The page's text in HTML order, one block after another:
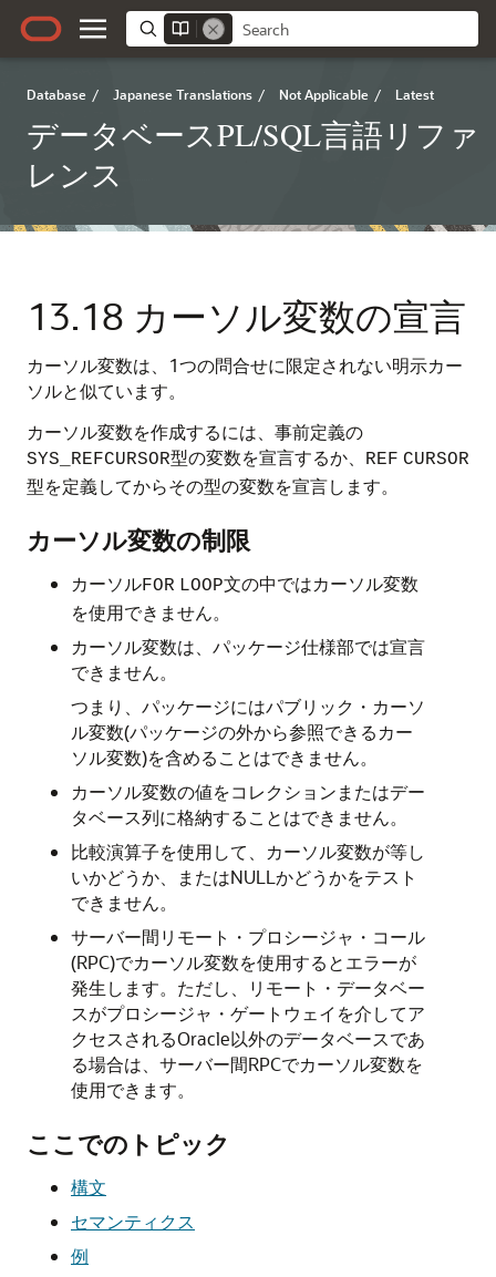
Database / Japanese Translations / Not Applicable / Latest
データベースPL/SQL言語リファ
レンス
13.18 カーソル変数の宣言
カーソル変数は、1つの問合せに限定されない明示カー
ソルと似ています。
カーソル変数を作成するには、事前定義の
SYS_REFCURSOR型の変数を宣言するか、 REF CURSOR
型を定義してからその型の変数を宣言します。
カーソル変数の制限
カーソルFOR LOOP文の中ではカーソル変数
を使用できません。
カーソル変数は、パッケージ仕様部では宣言
できません。
つまり、パッケージにはパブリック・カーソ
ル変数(パッケージの外から参照できるカー
ソル変数)を含めることはできません。
カーソル変数の値をコレクションまたはデー
タベース列に格納することはできません。
比較演算子を使用して、カーソル変数が等し
いかどうか、またはNULLかどうかをテスト
できません。
サーバー間リモート・プロシージャ・コール
(RPC)でカーソル変数を使用するとエラーが
発生します。ただし、リモート・データベー
スがプロシージャ・ゲートウェイを介してア
クセスされるOracle以外のデータベースであ
る場合は、サーバー間RPCでカーソル変数を
使用できます。
ここでのトピック
構文
セマンティクス
例